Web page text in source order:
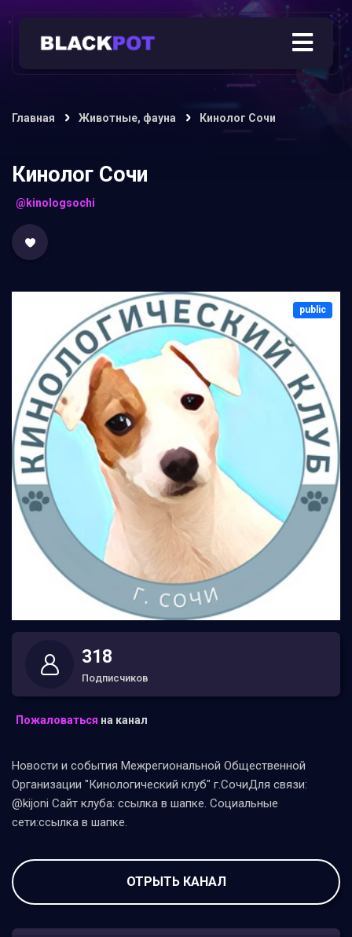
Главная Животные, фауна Кинолог Сочи
Кинолог Сочи
@kinologsochi
public
318
Подписчиков
Пожаловаться на канал
Новости и события Межрегиональной Общественной
Организации "Кинологический клуб" г.СочиДля связи:
@kijoni Сайт клуба: ссылка в шапке. Социальные
сети:ссылка в шапке.
ОТРЫТЬ КАНАЛ